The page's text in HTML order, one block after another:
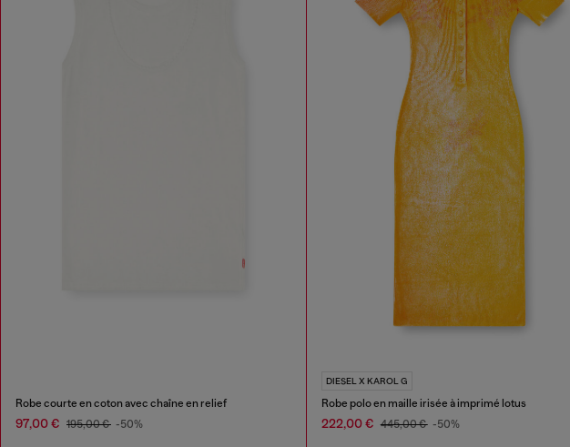
Robe courte en coton avec chaîne en relief
97,00 € 195,00 € -50%
DIESEL X KAROL G
Robe polo en maille irisée à imprimé lotus
222,00 € 445,00 € -50%